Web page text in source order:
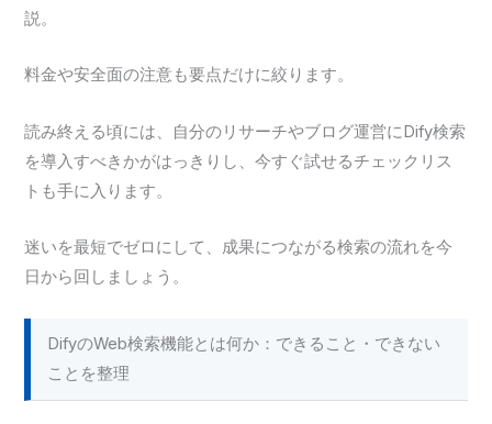
説。
料金や安全面の注意も要点だけに絞ります。
読み終える頃には、自分のリサーチやブログ運営にDify検索
を導入すべきかがはっきりし、今すぐ試せるチェックリス
トも手に入ります。
迷いを最短でゼロにして、成果につながる検索の流れを今
日から回しましょう。
DifyのWeb検索機能とは何か：できること・できない
ことを整理